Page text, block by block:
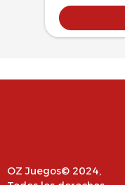
OZ Juegos© 2024,